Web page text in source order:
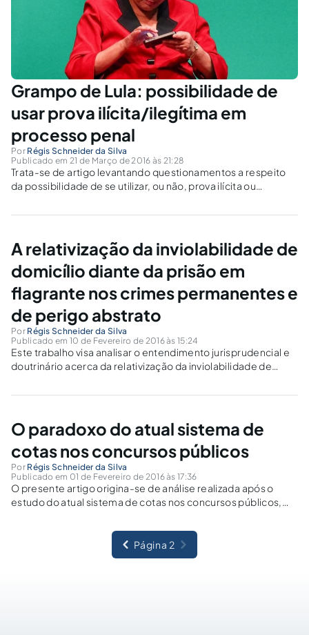
Grampo de Lula: possibilidade de
usar prova ilícita/ilegítima em
processo penal
Por Régis Schneider da Silva
Publicado em 21 de Março de 2016 às 21:28
Trata-se de artigo levantando questionamentos a respeito
da possibilidade de se utilizar, ou não, prova ilícita ou
interceptadas entre Dilma Rousseff e Lula.
A relativização da inviolabilidade de
domicílio diante da prisão em
flagrante nos crimes permanentes e
de perigo abstrato
Por Régis Schneider da Silva
Publicado em 10 de Fevereiro de 2016 às 15:24
Este trabalho visa analisar o entendimento jurisprudencial e
doutrinário acerca da relativização da inviolabilidade de
permanentes e de perigo abstrato, fazendo uma análise à luz
O paradoxo do atual sistema de
cotas nos concursos públicos
Por Régis Schneider da Silva
Publicado em 01 de Fevereiro de 2016 às 17:36
O presente artigo origina-se de análise realizada após o
estudo do atual sistema de cotas nos concursos públicos,
cotista obter novo cargo/emprego público já sendo
servidor/empregado público.Página 2